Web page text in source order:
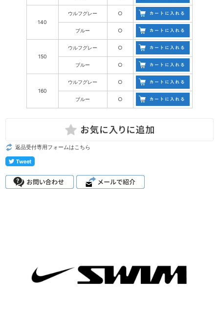
140
ウルフグレー ○
ブルー ○
150
ウルフグレー ○
ブルー ○
160
ウルフグレー ○
ブルー ○
返品受付専用フォームはこちら